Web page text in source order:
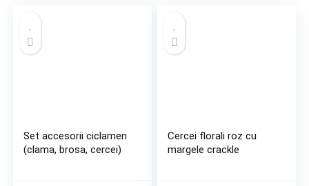
Set accesorii ciclamen
(clama, brosa, cercei)
Cercei florali roz cu
margele crackle